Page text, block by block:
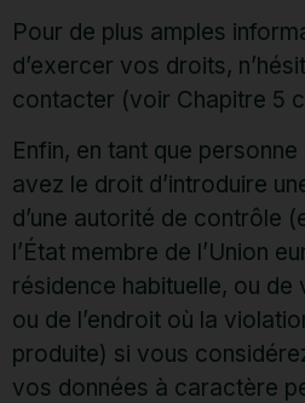
Pour de plus amples
d’exercer vos droits,
contacter (voir Chapitre 5
Enfin, en tant que
avez le droit d’introduire
d’une autorité de contrôle
l’État membre de l’Union
résidence habituelle, ou de
ou de l’endroit où la
produite) si vous
vos données à caractère